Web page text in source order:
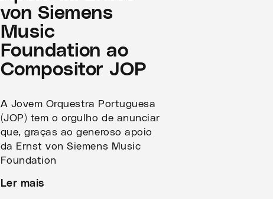
von Siemens
Music
Foundation ao
Compositor JOP
A Jovem Orquestra Portuguesa
(JOP) tem o orgulho de anunciar
que, graças ao generoso apoio
da Ernst von Siemens Music
Foundation
Ler mais